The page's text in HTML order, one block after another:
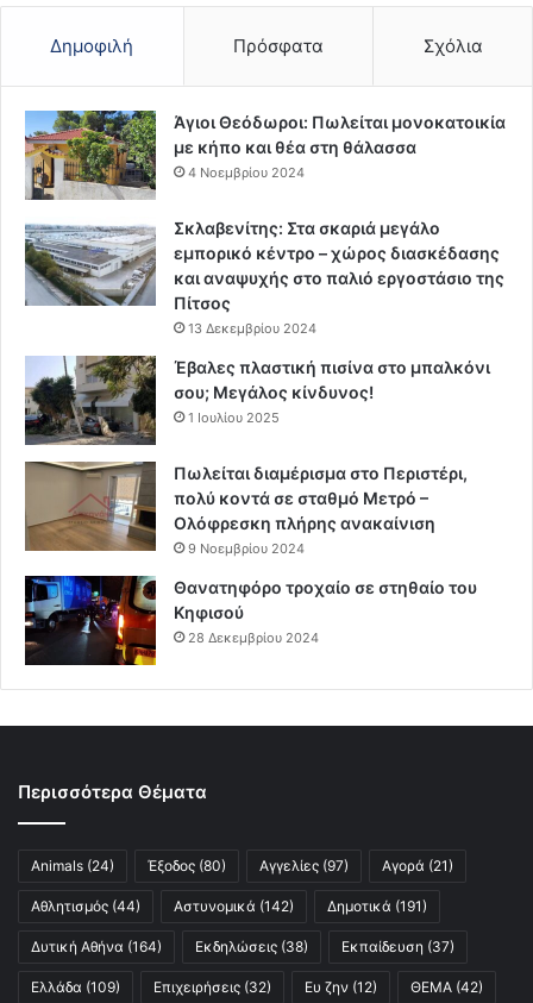
Δημοφιλή Πρόσφατα Σχόλια
Άγιοι Θεόδωροι: Πωλείται μονοκατοικία
με κήπο και θέα στη θάλασσα
4 Νοεμβρίου 2024
Σκλαβενίτης: Στα σκαριά μεγάλο
εμπορικό κέντρο – χώρος διασκέδασης
και αναψυχής στο παλιό εργοστάσιο της
Πίτσος
13 Δεκεμβρίου 2024
Έβαλες πλαστική πισίνα στο μπαλκόνι
σου; Μεγάλος κίνδυνος!
1 Ιουλίου 2025
Πωλείται διαμέρισμα στο Περιστέρι,
πολύ κοντά σε σταθμό Μετρό –
Ολόφρεσκη πλήρης ανακαίνιση
9 Νοεμβρίου 2024
Θανατηφόρο τροχαίο σε στηθαίο του
Κηφισού
28 Δεκεμβρίου 2024
Περισσότερα Θέματα
Animals (24) Έξοδος (80) Αγγελίες (97) Αγορά (21)
Αθλητισμός (44) Αστυνομικά (142) Δημοτικά (191)
Δυτική Αθήνα (164) Εκδηλώσεις (38) Εκπαίδευση (37)
Ελλάδα (109) Επιχειρήσεις (32) Ευ ζην (12) ΘΕΜΑ (42)